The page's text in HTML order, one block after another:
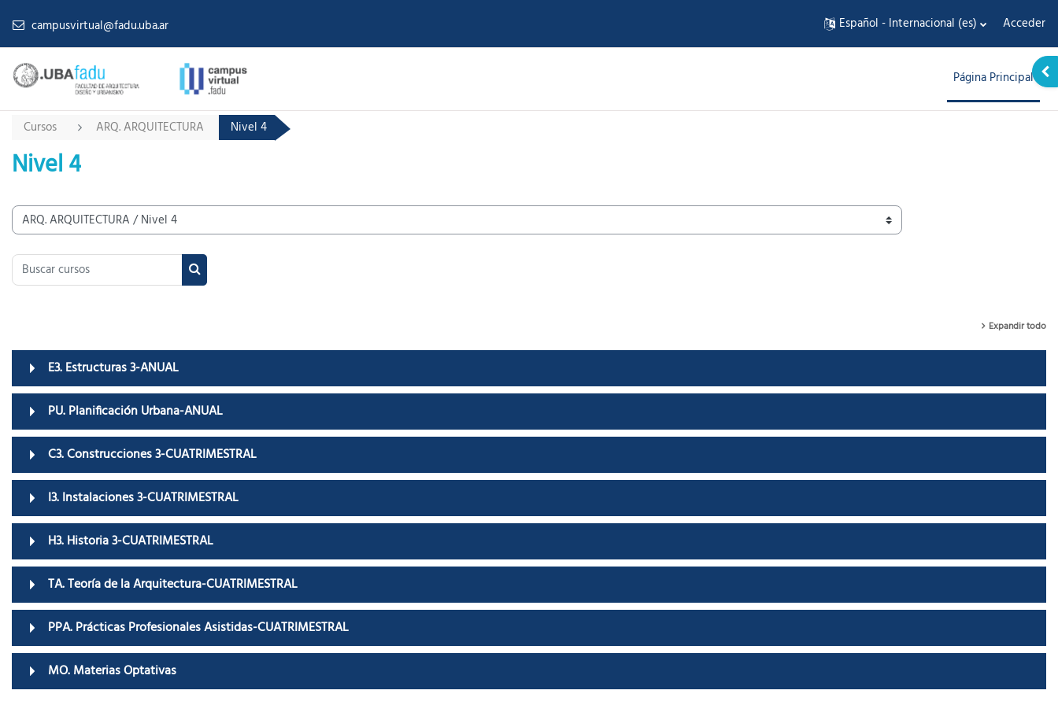
campusvirtual@fadu.uba.ar
Español - Internacional ‎(es)‎ Acceder
Página Principal
Cursos ARQ. ARQUITECTURA Nivel 4
Nivel 4
Buscar cursos Buscar cursos
Expandir todo
E3. Estructuras 3-ANUAL
PU. Planificación Urbana-ANUAL
C3. Construcciones 3-CUATRIMESTRAL
I3. Instalaciones 3-CUATRIMESTRAL
H3. Historia 3-CUATRIMESTRAL
TA. Teoría de la Arquitectura-CUATRIMESTRAL
PPA. Prácticas Profesionales Asistidas-CUATRIMESTRAL
MO. Materias Optativas